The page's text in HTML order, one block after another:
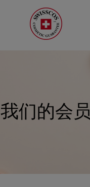
我们的会员